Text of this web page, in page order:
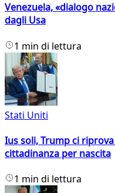
Venezuela, «dialogo
dagli Usa
1 min di lettura
Stati Uniti
Ius soli, Trump ci
cittadinanza per nascita
1 min di lettura